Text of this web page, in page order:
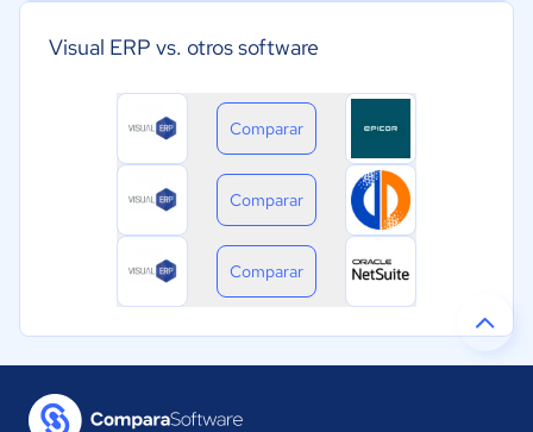
Visual ERP vs. otros software
Comparar
Comparar
Comparar